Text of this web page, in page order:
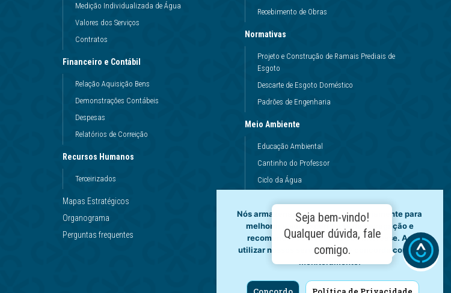
Medição Individualizada de Água
Valores dos Serviços
Contratos
Financeiro e Contábil
Relação Aquisição Bens
Demonstrações Contábeis
Despesas
Relatórios de Correição
Recursos Humanos
Terceirizados
Mapas Estratégicos
Organograma
Perguntas frequentes
Recebimento de Obras
Normativas
Projeto e Construção de Ramais Prediais de
Esgoto
Descarte de Esgoto Doméstico
Padrões de Engenharia
Meio Ambiente
Educação Ambiental
Cantinho do Professor
Ciclo da Água
Dinâmicas da Escola
Princípios de Higiene
Utilização da Água
Fale Conosco
Nós armazenamos dados temporariamente para
melhorar a sua experiência de navegação e
recomendar conteúdo de seu interesse. Ao
utilizar nossos serviços, você concorda com tal
Seja bem-vindo!
Qualquer dúvida, fale
comigo.